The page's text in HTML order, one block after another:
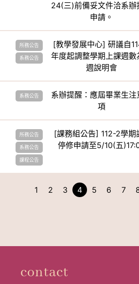
24(三)前備妥文件洽系辦
申請。
所務公告
系務公告
[教學發展中心] 研議自
年度起調整學期上課週數
週說明會
系務公告
系辦提醒：應屆畢業生注
項
所務公告
系務公告
課程公告
[課務組公告] 112-2學期
停修申請至5/10(五
1 2 3 4 5 6 7
contact